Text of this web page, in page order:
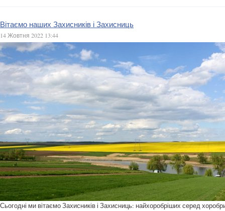
Вітаємо наших Захисників і Захисниць
14 Жовтня 2022 13:44
Сьогодні ми вітаємо Захисників і Захисниць: найхоробріших серед